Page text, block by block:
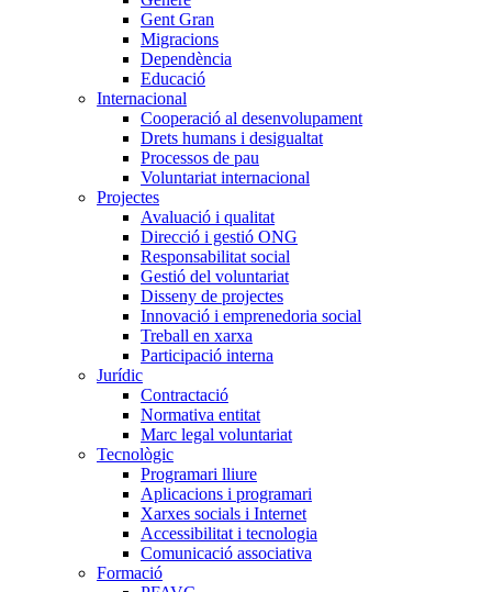
Gent Gran
Migracions
Dependència
Educació
Internacional
Cooperació al desenvolupament
Drets humans i desigualtat
Processos de pau
Voluntariat internacional
Projectes
Avaluació i qualitat
Direcció i gestió ONG
Responsabilitat social
Gestió del voluntariat
Disseny de projectes
Innovació i emprenedoria social
Treball en xarxa
Participació interna
Jurídic
Contractació
Normativa entitat
Marc legal voluntariat
Tecnològic
Programari lliure
Aplicacions i programari
Xarxes socials i Internet
Accessibilitat i tecnologia
Comunicació associativa
Formació